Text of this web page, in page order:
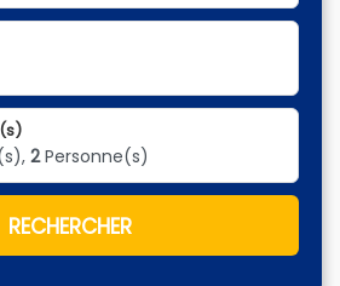
2Personne(s)
RECHERCHER